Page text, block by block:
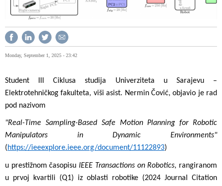
Monday, September 1, 2025 - 23:42
Student III Ciklusa studija Univerziteta u Sarajevu –
Elektrotehničkog fakulteta, viši asist. Nermin Čović, objavio je rad
pod nazivom
"Real-Time Sampling-Based Safe Motion Planning for Robotic
Manipulators in Dynamic Environments"
(https://ieeexplore.ieee.org/document/11122893)
u prestižnom časopisu IEEE Transactions on Robotics, rangiranom
u prvoj kvartili (Q1) iz oblasti robotike (2024 Journal Citation